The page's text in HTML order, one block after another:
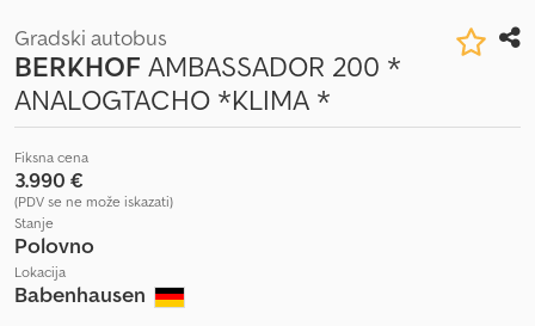
Gradski autobus
BERKHOF AMBASSADOR 200 *
ANALOGTACHO *KLIMA *
Fiksna cena
3.990 €
(PDV se ne može iskazati)
Stanje
Polovno
Lokacija
Babenhausen